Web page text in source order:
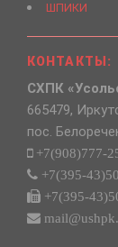
ШПИКИ
КОНТАКТЫ:
СХПК
665479,
пос.
+7(908)777-
+7(395-
+7(395-